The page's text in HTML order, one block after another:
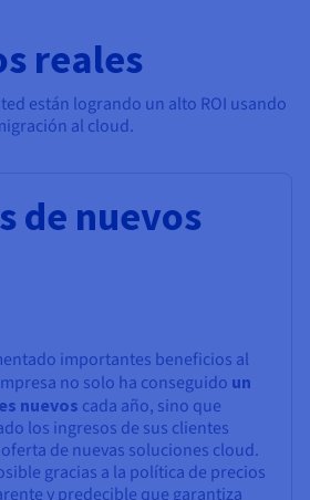
reales
están logrando un alto ROI usando
al cloud.
de nuevos
importantes beneficios al
no solo ha conseguido un
nuevos cada año, sino que
los ingresos de sus clientes
de nuevas soluciones cloud.
gracias a la política de precios
y predecible que garantiza